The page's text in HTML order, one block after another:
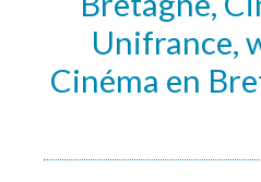
Unifrance,
Cinéma en